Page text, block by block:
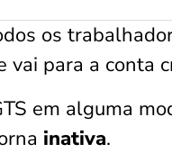
os
vai para a conta
em alguma
inativa.